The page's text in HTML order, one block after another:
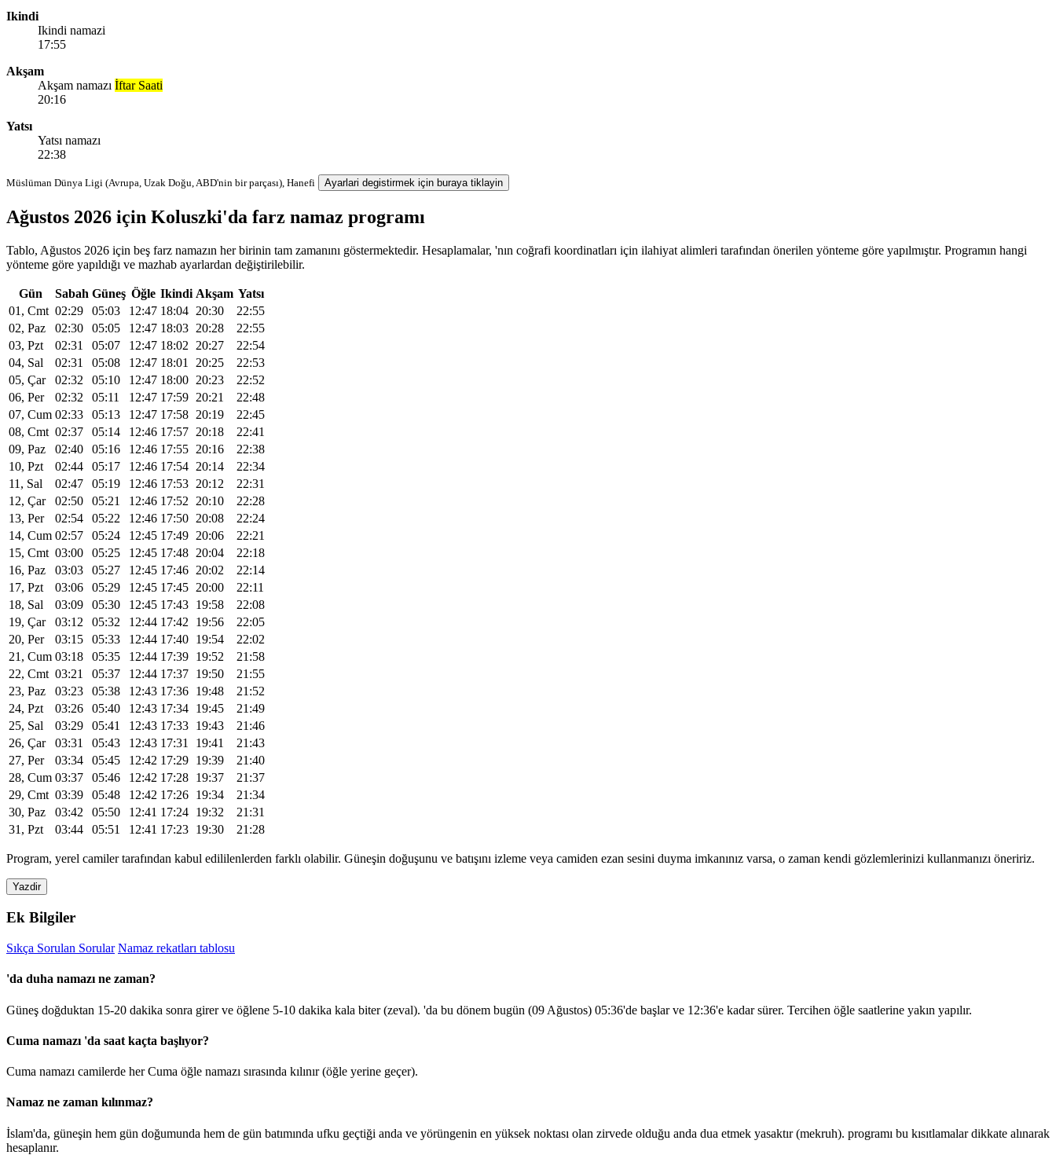
Ikindi
Ikindi namazi
17:55
Akşam
Akşam namazı İftar Saati
20:16
Yatsı
Yatsı namazı
22:38
Müslüman Dünya Ligi (Avrupa, Uzak Doğu, ABD'nin bir parçası), Hanefi Ayarlari degistirmek için buraya tiklayin
Ağustos 2026 için Koluszki'da farz namaz programı
Tablo, Ağustos 2026 için beş farz namazın her birinin tam zamanını göstermektedir. Hesaplamalar, 'nın coğrafi koordinatları için ilahiyat alimleri tarafından önerilen yönteme göre yapılmıştır. Programın hangi
yönteme göre yapıldığı ve mazhab ayarlardan değiştirilebilir.
Gün Sabah Güneş Öğle Ikindi Akşam Yatsı
01, Cmt 02:29 05:03 12:47 18:04 20:30
22:55
02, Paz
02:30 05:05 12:47 18:03 20:28
22:55
03, Pzt
02:31 05:07 12:47 18:02 20:27
22:54
04, Sal
02:31 05:08 12:47 18:01 20:25
22:53
05, Çar
02:32 05:10 12:47 18:00 20:23
22:52
06, Per
02:32 05:11 12:47 17:59 20:21
22:48
07, Cum 02:33 05:13 12:47 17:58 20:19
22:45
08, Cmt 02:37 05:14 12:46 17:57 20:18
22:41
09, Paz
02:40 05:16 12:46 17:55 20:16
22:38
10, Pzt
02:44 05:17 12:46 17:54 20:14
22:34
11, Sal
02:47 05:19 12:46 17:53 20:12
22:31
12, Çar
02:50 05:21 12:46 17:52 20:10
22:28
13, Per
02:54 05:22 12:46 17:50 20:08
22:24
14, Cum 02:57 05:24 12:45 17:49 20:06
22:21
15, Cmt 03:00 05:25 12:45 17:48 20:04
22:18
16, Paz
03:03 05:27 12:45 17:46 20:02
22:14
17, Pzt
03:06 05:29 12:45 17:45 20:00
22:11
18, Sal
03:09 05:30 12:45 17:43 19:58
22:08
19, Çar
03:12 05:32 12:44 17:42 19:56
22:05
20, Per
03:15 05:33 12:44 17:40 19:54
22:02
21, Cum 03:18 05:35 12:44 17:39 19:52
21:58
22, Cmt 03:21 05:37 12:44 17:37 19:50
21:55
23, Paz
03:23 05:38 12:43 17:36 19:48
21:52
24, Pzt
03:26 05:40 12:43 17:34 19:45
21:49
25, Sal
03:29 05:41 12:43 17:33 19:43
21:46
26, Çar
03:31 05:43 12:43 17:31 19:41
21:43
27, Per
03:34 05:45 12:42 17:29 19:39
21:40
28, Cum 03:37 05:46 12:42 17:28 19:37
21:37
29, Cmt 03:39 05:48 12:42 17:26 19:34
21:34
30, Paz
03:42 05:50 12:41 17:24 19:32
21:31
31, Pzt
03:44 05:51 12:41 17:23 19:30 21:28
Program, yerel camiler tarafından kabul edililenlerden farklı olabilir. Güneşin doğuşunu ve batışını izleme veya camiden ezan sesini duyma imkanınız varsa, o zaman kendi gözlemlerinizi kullanmanızı öneririz.
Yazdir
Ek Bilgiler
Sıkça Sorulan Sorular Namaz rekatları tablosu
'da duha namazı ne zaman?
Güneş doğduktan 15-20 dakika sonra girer ve öğlene 5-10 dakika kala biter (zeval). 'da bu dönem bugün (09 Ağustos) 05:36'de başlar ve 12:36'e kadar sürer. Tercihen öğle saatlerine yakın yapılır.
Cuma namazı 'da saat kaçta başlıyor?
Cuma namazı camilerde her Cuma öğle namazı sırasında kılınır (öğle yerine geçer).
Namaz ne zaman kılınmaz?
İslam'da, güneşin hem gün doğumunda hem de gün batımında ufku geçtiği anda ve yörüngenin en yüksek noktası olan zirvede olduğu anda dua etmek yasaktır (mekruh). programı bu kısıtlamalar dikkate alınarak
hesaplanır.